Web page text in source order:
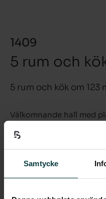
Samtycke
1409
5 rum och
5 rum och kök om 123
Välkomnande hall med
tar dig vidare in i
parkettgolv i ek och ljust
Köket är fullt utrustat
mikrovågsugn, kyl och